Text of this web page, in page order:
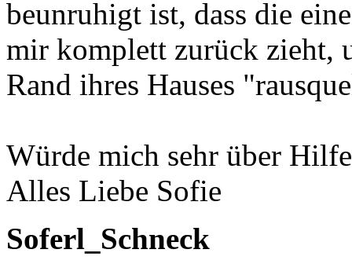
beunruhigt ist, dass die
mir komplett zurück zieht,
Rand ihres Hauses
Würde mich sehr über
Alles Liebe Sofie
Soferl_Schneck